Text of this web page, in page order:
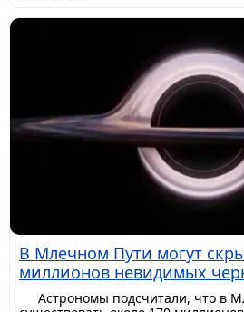
В Млечном Пути могут
миллионов невидимых
Астрономы подсчитали, что в